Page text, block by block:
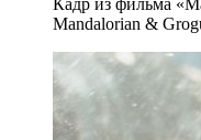
Кадр из фильма
Mandalorian &